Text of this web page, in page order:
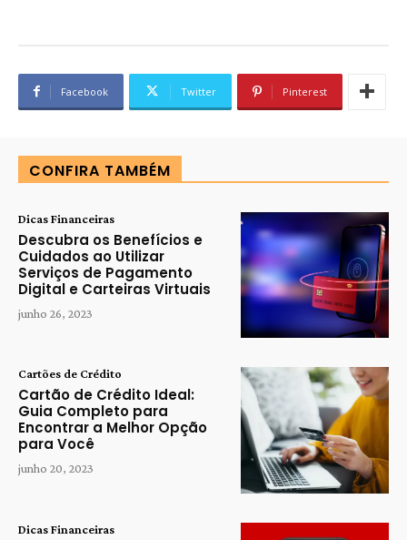
Facebook Twitter Pinterest
CONFIRA TAMBÉM
Dicas Financeiras
Descubra os Benefícios e
Cuidados ao Utilizar
Serviços de Pagamento
Digital e Carteiras Virtuais
junho 26, 2023
Cartões de Crédito
Cartão de Crédito Ideal:
Guia Completo para
Encontrar a Melhor Opção
para Você
junho 20, 2023
Dicas Financeiras